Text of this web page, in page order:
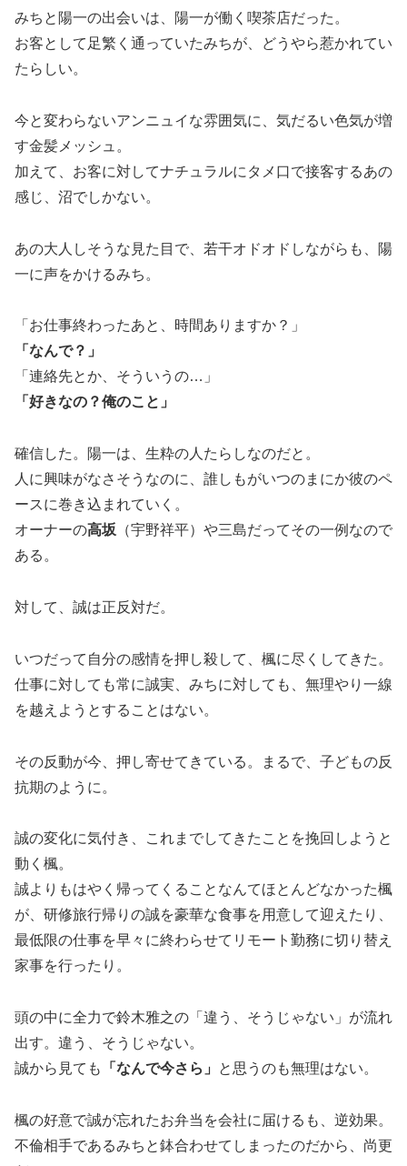
みちと陽一の出会いは、陽一が働く喫茶店だった。
お客として足繁く通っていたみちが、どうやら惹かれてい
たらしい。
今と変わらないアンニュイな雰囲気に、気だるい色気が増
す金髪メッシュ。
加えて、お客に対してナチュラルにタメ口で接客するあの
感じ、沼でしかない。
あの大人しそうな見た目で、若干オドオドしながらも、陽
一に声をかけるみち。
「お仕事終わったあと、時間ありますか？」
「なんで？」
「連絡先とか、そういうの…」
「好きなの？俺のこと」
確信した。陽一は、生粋の人たらしなのだと。
人に興味がなさそうなのに、誰しもがいつのまにか彼のペ
ースに巻き込まれていく。
オーナーの高坂 （宇野祥平）や三島だってその一例なので
ある。
対して、誠は正反対だ。
いつだって自分の感情を押し殺して、楓に尽くしてきた。
仕事に対しても常に誠実、みちに対しても、無理やり一線
を越えようとすることはない。
その反動が今、押し寄せてきている。まるで、子どもの反
抗期のように。
誠の変化に気付き、これまでしてきたことを挽回しようと
動く楓。
誠よりもはやく帰ってくることなんてほとんどなかった楓
が、研修旅行帰りの誠を豪華な食事を用意して迎えたり、
最低限の仕事を早々に終わらせてリモート勤務に切り替え
家事を行ったり。
頭の中に全力で鈴木雅之の「違う、そうじゃない」が流れ
出す。違う、そうじゃない。
誠から見ても
「なんで今さら」 と思うのも無理はない。
楓の好意で誠が忘れたお弁当を会社に届けるも、逆効果。
不倫相手であるみちと鉢合わせてしまったのだから、尚更